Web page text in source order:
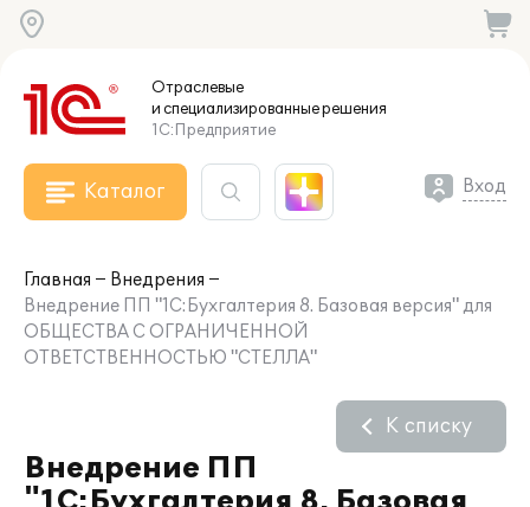
Отраслевые
и специализированныерешения
1С:Предприятие
Каталог Вход
Главная
Внедрения
Внедрение ПП "1С:Бухгалтерия 8. Базовая версия" для
ОБЩЕСТВА С ОГРАНИЧЕННОЙ
ОТВЕТСТВЕННОСТЬЮ "СТЕЛЛА"
Внедрение ПП
К списку